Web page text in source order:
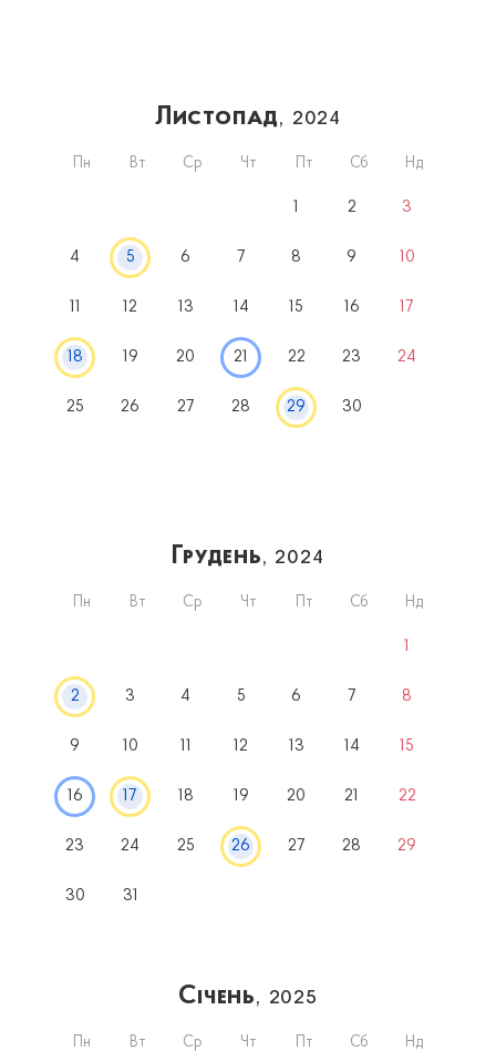
Листопад, 2024
Пн Вт Ср Чт Пт Сб Нд
1 2 3
4 5 6 7 8 9 10
11 12 13 14 15 16 17
18 19 20 21 22 23 24
25 26 27 28 29 30
Грудень, 2024
Пн Вт Ср Чт Пт Сб Нд
1
2 3 4 5 6 7 8
9 10 11 12 13 14 15
16 17 18 19 20 21 22
23 24 25 26 27 28 29
30 31
Січень, 2025
Пн Вт Ср Чт Пт Сб Нд